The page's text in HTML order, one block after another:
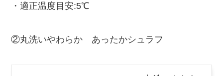
・適正温度目安:5℃
②丸洗いやわらか あったかシュラフ